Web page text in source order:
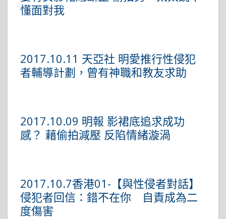
懂面對我
2017.10.11 天亞社 明愛推行性侵犯
者輔導計劃，曾有神職和教友求助
2017.10.09 明報 影裙底追求成功
感？ 藉偷拍減壓 反陷情緒漩渦
2017.10.7香港01-【與性侵者對話】
侵犯者回信：錯不在你 自責成為二
度傷害